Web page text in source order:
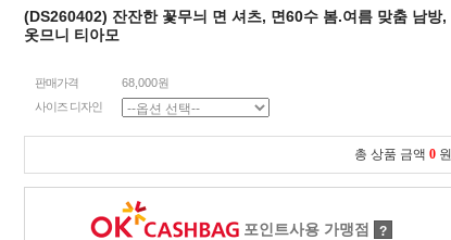
(DS260402) 잔잔한 꽃무늬 면 셔츠, 면60수 봄.여름 맞춤 남방,
옷므니 티아모
판매가격
68,000원
사이즈 디자인
총 상품 금액 0 원
포인트사용 가맹점 ?